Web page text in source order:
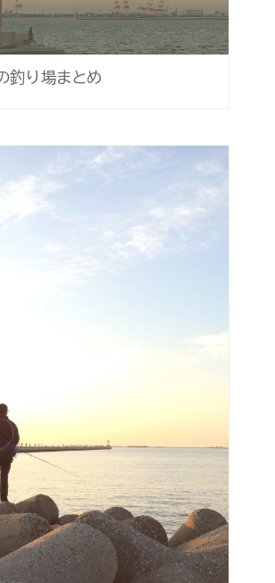
釣り場まとめ